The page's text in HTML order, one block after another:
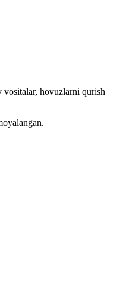
hovuzlarni qurish